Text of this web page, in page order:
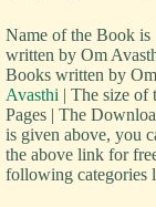
Name of the Book is
written by Om
Books written by
Avasthi | The size of
Pages | The
is given above, you
the above link for
following categories